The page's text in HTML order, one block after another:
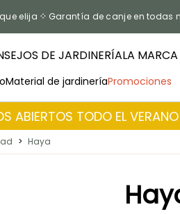
elija Garantía de canje en todas
DE JARDINERÍALA MARCA
Material de jardineríaPromociones
ABIERTOS TODO EL
> Haya